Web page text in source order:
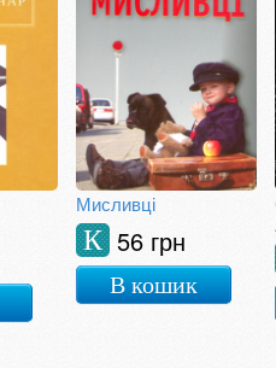
Мисливці
56 грн
К
В кошик